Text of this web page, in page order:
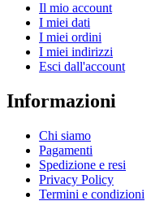
Il mio account
I miei dati
I miei ordini
I miei indirizzi
Esci dall'account
Informazioni
Chi siamo
Pagamenti
Spedizione e resi
Privacy Policy
Termini e condizioni